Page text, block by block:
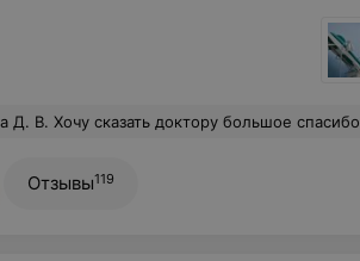
изучал историю болезни, так вникал во все имеющиеся исследования (а их было не мало). По итогу все пояснил, разжевал, назначил исследования. Денис Васильевич спасибо вам! Успехов, здоровья и благодарных пациентов!
Отзывы119